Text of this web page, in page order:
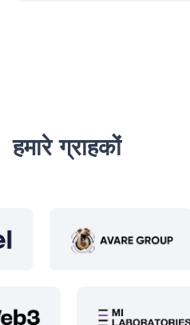
हमारे ग्राहकों